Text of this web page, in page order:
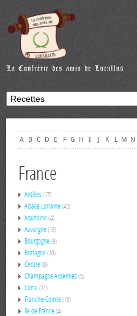
A B C D E F G H I J K L M N
France
Antilles(17)
Alsace Lorraine(43)
Aquitaine(4)
Auvergne(19)
Bourgogne(9)
Bretagne(10)
Centre(6)
Champagne Ardennes(5)
Corse(11)
Franche-Comté(18)
Île de France(4)